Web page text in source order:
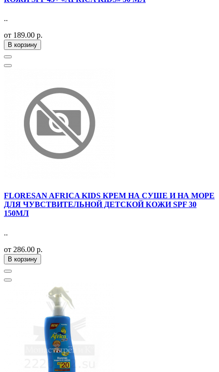
..
от 189.00 р.
В корзину
FLORESAN AFRICA KIDS КРЕМ НА СУШЕ И НА МОРЕ
ДЛЯ ЧУВСТВИТЕЛЬНОЙ ДЕТСКОЙ КОЖИ SPF 30
150МЛ
..
от 286.00 р.
В корзину